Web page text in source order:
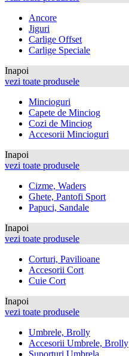
Ancore
Jiguri
Carlige Offset
Carlige Speciale
Inapoi
vezi toate produsele
Mincioguri
Capete de Minciog
Cozi de Minciog
Accesorii Mincioguri
Inapoi
vezi toate produsele
Cizme, Waders
Ghete, Pantofi Sport
Papuci, Sandale
Inapoi
vezi toate produsele
Corturi, Pavilioane
Accesorii Cort
Cuie Cort
Inapoi
vezi toate produsele
Umbrele, Brolly
Accesorii Umbrele, Brolly
Suporturi Umbrela